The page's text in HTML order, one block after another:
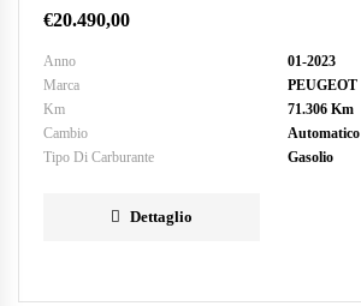
€20.490,00
Anno
01-2023
Marca
PEUGEOT
Km
71.306 Km
Cambio
Automatico
Tipo Di Carburante
Gasolio
Dettaglio